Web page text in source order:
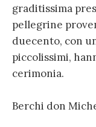
graditissima
pellegrine
duecento, con
piccolissimi,
cerimonia.
Berchi don